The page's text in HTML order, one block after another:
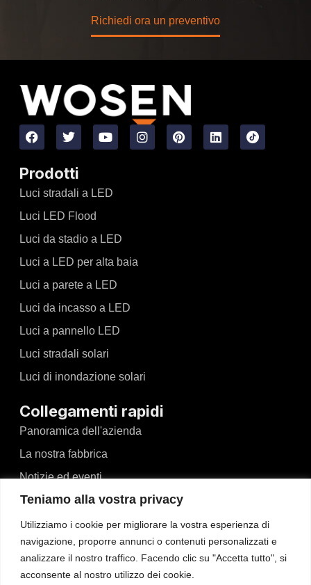
Teniamo alla vostra privacy
Utilizziamo i cookie per migliorare la vostra esperienza di
navigazione, proporre annunci o contenuti personalizzati e
analizzare il nostro traffico. Facendo clic su "Accetta tutto", si
acconsente al nostro utilizzo dei cookie.
Richiedi ora un preventivo
Prodotti
Luci stradali a LED
Luci LED Flood
Luci da stadio a LED
Luci a LED per alta baia
Luci a parete a LED
Luci da incasso a LED
Luci a pannello LED
Luci stradali solari
Luci di inondazione solari
Collegamenti rapidi
Panoramica dell'azienda
La nostra fabbrica
Notizie ed eventi
Video
Blog
Contatto
Contatto